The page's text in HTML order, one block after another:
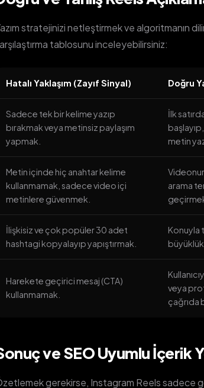
stratejinizi netleştirmek ve algoritmanın
tablosunu inceleyebilirsiniz:
Hatalı Yaklaşım (Zayıf Sinyal) Doğru
Sadece tek bir kelime yazıp
bırakmak veya metinsiz paylaşım
yapmak.
İlk
metin
Metin içinde hiç anahtar kelime
kullanmamak, sadece video içi
metinlere güvenmek.
arama
İlişkisiz ve çok popüler 30 adet
hashtagi kopyalayıp yapıştırmak.
Konuyla
Harekete geçirici mesaj (CTA)
kullanmamak.
veya
çağrıda
ve SEO Uyumlu İçerik
gerekirse, Instagram Reels sadece